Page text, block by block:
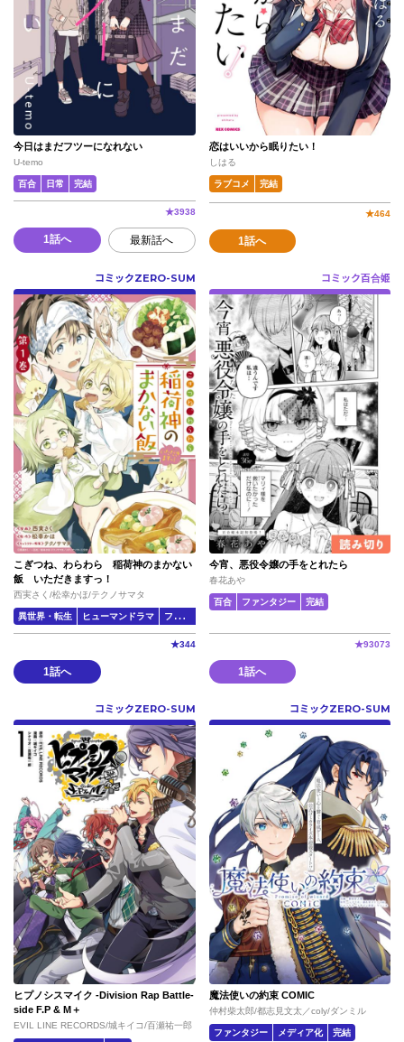
今日はまだフツーになれない
U-temo
百合 日常 完結
★3938
1話へ 最新話へ
恋はいいから眠りたい！
しはる
ラブコメ 完結
★464
1話へ
コミックZERO-SUM
こぎつね、わらわら 稲荷神のまかない
飯 いただきますっ！
西実さく/松幸かほ/テクノサマタ
異世界・転生 ヒューマンドラマ ファンタジー
★344
1話へ
コミック百合姫
今宵、悪役令嬢の手をとれたら
春花あや
百合 ファンタジー 完結
★93073
1話へ
コミックZERO-SUM
ヒプノシスマイク -Division Rap Battle-
side F.P & M＋
EVIL LINE RECORDS/城キイコ/百瀬祐一郎
コミックZERO-SUM
魔法使いの約束 COMIC
仲村柴太郎/都志見文太／coly/ダンミル
ファンタジー メディア化 完結